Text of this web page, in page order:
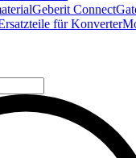
Geberit Connect
für Konverter